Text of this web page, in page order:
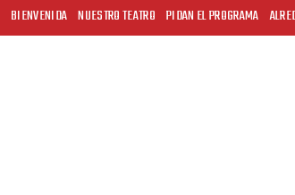
BIENVENIDA NUESTRO TEATRO PIDAN EL PROGRAMA